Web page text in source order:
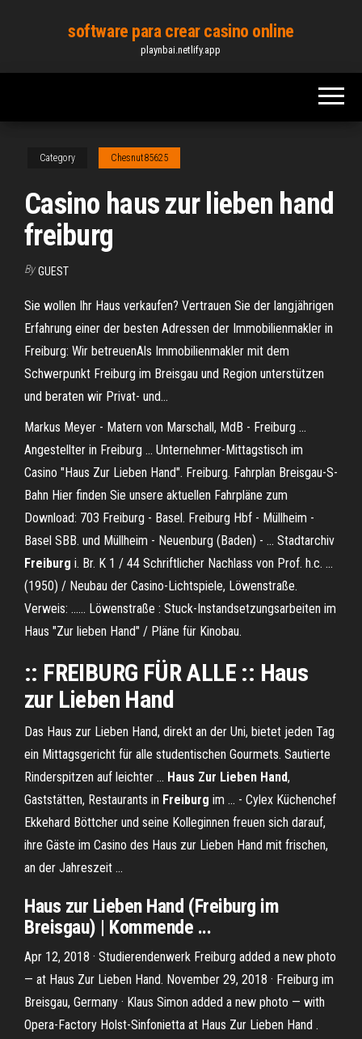
content
software para crear casino online
playnbai.netlify.app
Category Chesnut85625
Casino haus zur lieben hand
freiburg
By GUEST
Sie wollen Ihr Haus verkaufen? Vertrauen Sie der langjährigen
Erfahrung einer der besten Adressen der Immobilienmakler in
Freiburg: Wir betreuenAls Immobilienmakler mit dem
Schwerpunkt Freiburg im Breisgau und Region unterstützen
und beraten wir Privat- und...
Markus Meyer - Matern von Marschall, MdB - Freiburg ...
Angestellter in Freiburg ... Unternehmer-Mittagstisch im
Casino "Haus Zur Lieben Hand". Freiburg. Fahrplan Breisgau-S-
Bahn Hier finden Sie unsere aktuellen Fahrpläne zum
Download: 703 Freiburg - Basel. Freiburg Hbf - Müllheim -
Basel SBB. und Müllheim - Neuenburg (Baden) - ... Stadtarchiv
Freiburg i. Br. K 1 / 44 Schriftlicher Nachlass von Prof. h.c. ...
(1950) / Neubau der Casino-Lichtspiele, Löwenstraße.
Verweis: ...... Löwenstraße : Stuck-Instandsetzungsarbeiten im
Haus "Zur lieben Hand" / Pläne für Kinobau.
:: FREIBURG FÜR ALLE :: Haus
zur Lieben Hand
Das Haus zur Lieben Hand, direkt an der Uni, bietet jeden Tag
ein Mittagsgericht für alle studentischen Gourmets. Sautierte
Rinderspitzen auf leichter ... Haus Zur Lieben Hand,
Gaststätten, Restaurants in Freiburg im ... - Cylex Küchenchef
Ekkehard Böttcher und seine Kolleginnen freuen sich darauf,
ihre Gäste im Casino des Haus zur Lieben Hand mit frischen,
an der Jahreszeit ...
Haus zur Lieben Hand (Freiburg im
Breisgau) | Kommende ...
Apr 12, 2018 · Studierendenwerk Freiburg added a new photo
— at Haus Zur Lieben Hand. November 29, 2018 · Freiburg im
Breisgau, Germany · Klaus Simon added a new photo — with
Opera-Factory Holst-Sinfonietta at Haus Zur Lieben Hand .